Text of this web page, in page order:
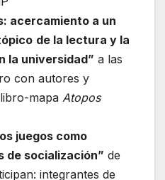
acercamiento a un
de la lectura y la
la universidad” a las
con autores y
mapa Atopos
juegos como
de socialización” de
integrantes de